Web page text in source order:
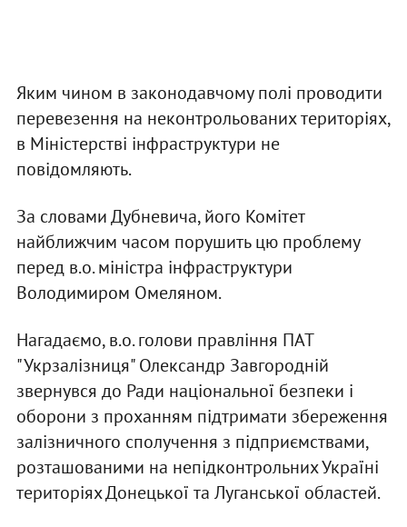
Яким чином в законодавчому полі проводити
перевезення на неконтрольованих територіях,
в Міністерстві інфраструктури не
повідомляють.
За словами Дубневича, його Комітет
найближчим часом порушить цю проблему
перед в.о. міністра інфраструктури
Володимиром Омеляном.
Нагадаємо, в.о. голови правління ПАТ
"Укрзалізниця" Олександр Завгородній
звернувся до Ради національної безпеки і
оборони з проханням підтримати збереження
залізничного сполучення з підприємствами,
розташованими на непідконтрольних Україні
територіях Донецької та Луганської областей.